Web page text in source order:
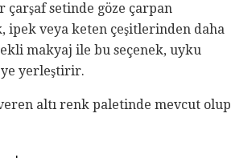
setinde göze çarpan
ipek veya keten çeşitlerinden daha
makyaj ile bu seçenek, uyku
yerleştirir.
altı renk paletinde mevcut olup